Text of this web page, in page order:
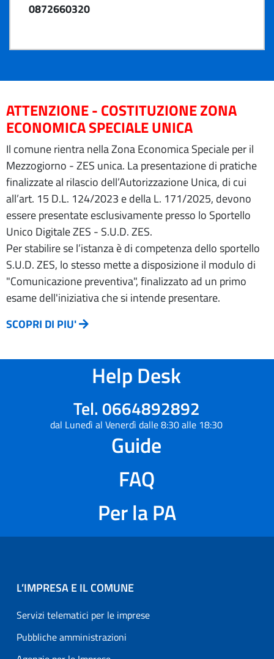
0872660320
ATTENZIONE - COSTITUZIONE ZONA
ECONOMICA SPECIALE UNICA
Il comune rientra nella Zona Economica Speciale per il
Mezzogiorno - ZES unica. La presentazione di pratiche
finalizzate al rilascio dell’Autorizzazione Unica, di cui
all’art. 15 D.L. 124/2023 e della L. 171/2025, devono
essere presentate esclusivamente presso lo Sportello
Unico Digitale ZES - S.U.D. ZES.
Per stabilire se l’istanza è di competenza dello sportello
S.U.D. ZES, lo stesso mette a disposizione il modulo di
"Comunicazione preventiva", finalizzato ad un primo
esame dell'iniziativa che si intende presentare.
SCOPRI DI PIU'
Help Desk
Tel. 0664892892
dal Lunedì al Venerdì dalle 8:30 alle 18:30
Guide
FAQ
Per la PA
L’IMPRESA E IL COMUNE
Servizi telematici per le imprese
Pubbliche amministrazioni